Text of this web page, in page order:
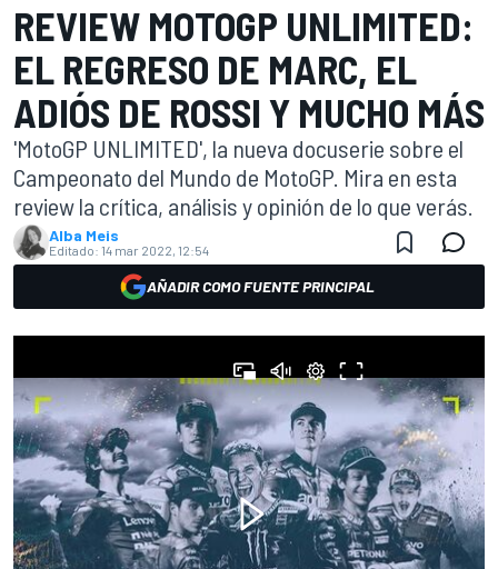
REVIEW MOTOGP UNLIMITED:
EL REGRESO DE MARC, EL
ADIÓS DE ROSSI Y MUCHO MÁS
'MotoGP UNLIMITED', la nueva docuserie sobre el
Campeonato del Mundo de MotoGP. Mira en esta
review la crítica, análisis y opinión de lo que verás.
Alba Meis
Editado: 14 mar 2022, 12:54
AÑADIR COMO FUENTE PRINCIPAL